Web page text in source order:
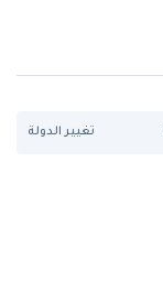
تغيير الدولة